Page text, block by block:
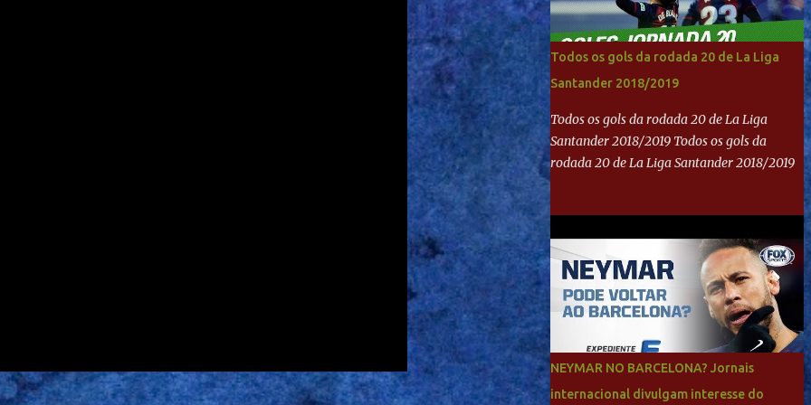
Todos os gols da rodada 20 de La Liga
Santander 2018/2019
Todos os gols da rodada 20 de La Liga
Santander 2018/2019 Todos os gols da
rodada 20 de La Liga Santander 2018/2019
NEYMAR NO BARCELONA? Jornais
internacional divulgam interesse do